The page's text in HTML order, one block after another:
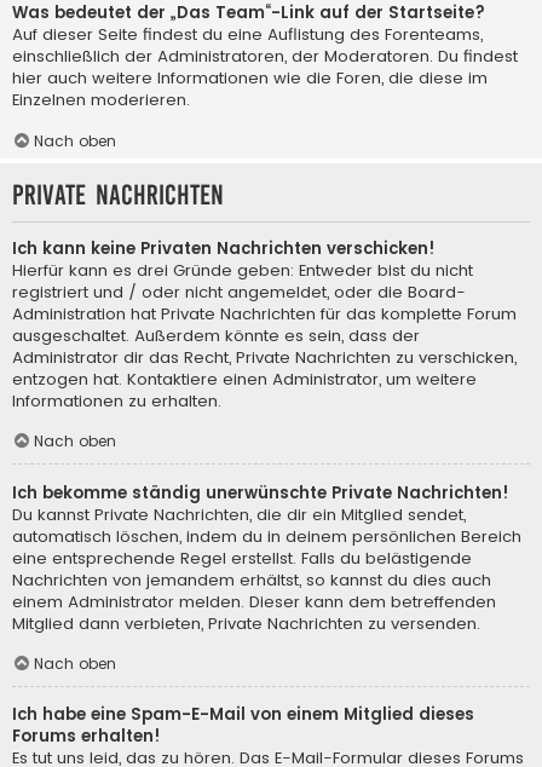
Was bedeutet der „Das Team“-Link auf der Startseite?
Auf dieser Seite findest du eine Auflistung des Forenteams,
einschließlich der Administratoren, der Moderatoren. Du findest
hier auch weitere Informationen wie die Foren, die diese im
Einzelnen moderieren.
Nach oben
Private Nachrichten
Ich kann keine Privaten Nachrichten verschicken!
Hierfür kann es drei Gründe geben: Entweder bist du nicht
registriert und / oder nicht angemeldet, oder die Board-
Administration hat Private Nachrichten für das komplette Forum
ausgeschaltet. Außerdem könnte es sein, dass der
Administrator dir das Recht, Private Nachrichten zu verschicken,
entzogen hat. Kontaktiere einen Administrator, um weitere
Informationen zu erhalten.
Nach oben
Ich bekomme ständig unerwünschte Private Nachrichten!
Du kannst Private Nachrichten, die dir ein Mitglied sendet,
automatisch löschen, indem du in deinem persönlichen Bereich
eine entsprechende Regel erstellst. Falls du belästigende
Nachrichten von jemandem erhältst, so kannst du dies auch
einem Administrator melden. Dieser kann dem betreffenden
Mitglied dann verbieten, Private Nachrichten zu versenden.
Nach oben
Ich habe eine Spam-E-Mail von einem Mitglied dieses
Forums erhalten!
Es tut uns leid, das zu hören. Das E-Mail-Formular dieses Forums